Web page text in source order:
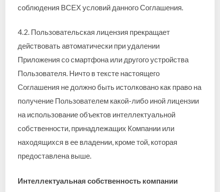
соблюдения ВСЕХ условий данного Соглашения.
4.2. Пользовательская лицензия прекращает
действовать автоматически при удалении
Приложения со смартфона или другого устройства
Пользователя. Ничто в тексте настоящего
Соглашения не должно быть истолковано как право на
получение Пользователем какой-либо иной лицензии
на использование объектов интеллектуальной
собственности, принадлежащих Компании или
находящихся в ее владении, кроме той, которая
предоставлена выше.
Интеллектуальная собственность компании